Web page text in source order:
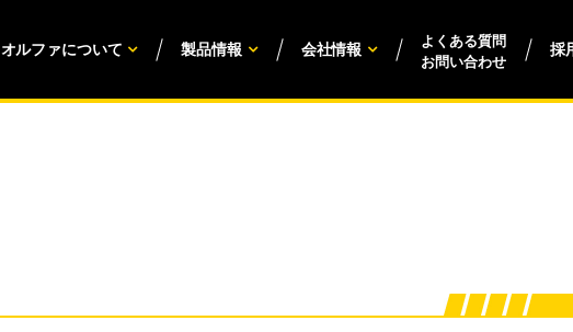
オルファについて 製品情報 会社情報
よくある質問
お問い合わせ
採